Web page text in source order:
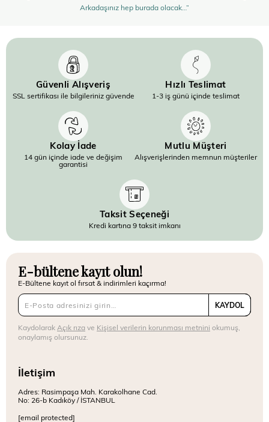
Arkadaşınız hep burada olacak…”
Güvenli Alışveriş
SSL sertifikası ile bilgileriniz güvende
Hızlı Teslimat
1-3 iş günü içinde teslimat
Kolay İade
14 gün içinde iade ve değişim
garantisi
Mutlu Müşteri
Alışverişlerinden memnun müşteriler
Taksit Seçeneği
Kredi kartına 9 taksit imkanı
E-bültene kayıt olun!
E-Bültene kayıt ol fırsat & indirimleri kaçırma!
KAYDOL
Kaydolarak Açık rızave Kişisel verilerin korunması metnini okumuş,
onaylamış olursunuz.
İletişim
Adres: Rasimpaşa Mah. Karakolhane Cad.
No: 26-b Kadıköy / İSTANBUL
[email protected]